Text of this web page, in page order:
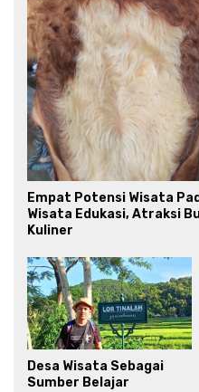
Empat Potensi Wisata
Wisata Edukasi, Atraksi
Kuliner
Desa Wisata Sebagai
Sumber Belajar